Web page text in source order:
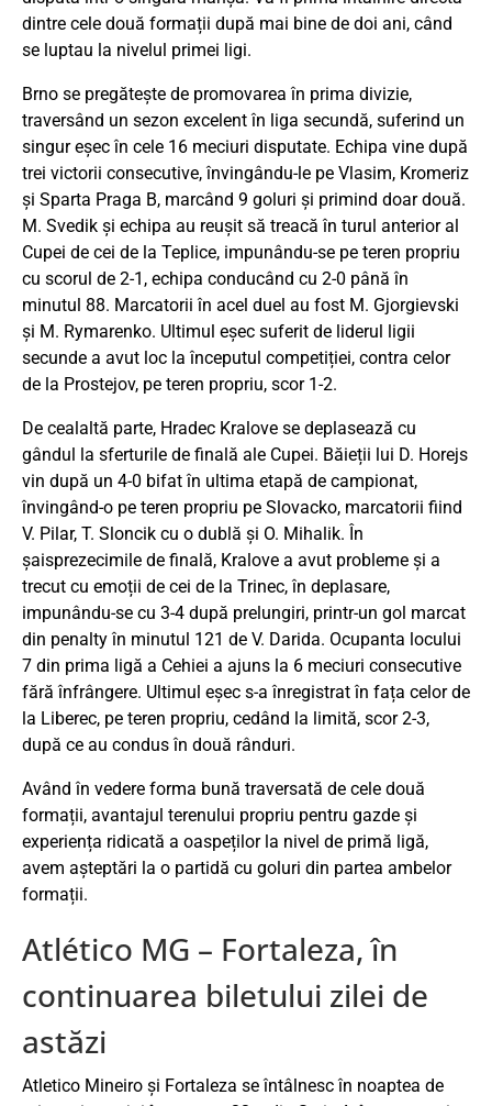
dintre cele două formații după mai bine de doi ani, când
se luptau la nivelul primei ligi.
Brno se pregătește de promovarea în prima divizie,
traversând un sezon excelent în liga secundă, suferind un
singur eșec în cele 16 meciuri disputate. Echipa vine după
trei victorii consecutive, învingându-le pe Vlasim, Kromeriz
și Sparta Praga B, marcând 9 goluri și primind doar două.
M. Svedik și echipa au reușit să treacă în turul anterior al
Cupei de cei de la Teplice, impunându-se pe teren propriu
cu scorul de 2-1, echipa conducând cu 2-0 până în
minutul 88. Marcatorii în acel duel au fost M. Gjorgievski
și M. Rymarenko. Ultimul eșec suferit de liderul ligii
secunde a avut loc la începutul competiției, contra celor
de la Prostejov, pe teren propriu, scor 1-2.
De cealaltă parte, Hradec Kralove se deplasează cu
gândul la sferturile de finală ale Cupei. Băieții lui D. Horejs
vin după un 4-0 bifat în ultima etapă de campionat,
învingând-o pe teren propriu pe Slovacko, marcatorii fiind
V. Pilar, T. Sloncik cu o dublă și O. Mihalik. În
șaisprezecimile de finală, Kralove a avut probleme și a
trecut cu emoții de cei de la Trinec, în deplasare,
impunându-se cu 3-4 după prelungiri, printr-un gol marcat
din penalty în minutul 121 de V. Darida. Ocupanta locului
7 din prima ligă a Cehiei a ajuns la 6 meciuri consecutive
fără înfrângere. Ultimul eșec s-a înregistrat în fața celor de
la Liberec, pe teren propriu, cedând la limită, scor 2-3,
după ce au condus în două rânduri.
Având în vedere forma bună traversată de cele două
formații, avantajul terenului propriu pentru gazde și
experiența ridicată a oaspeților la nivel de primă ligă,
avem așteptări la o partidă cu goluri din partea ambelor
formații.
Atlético MG – Fortaleza, în
continuarea biletului zilei de
astăzi
Atletico Mineiro și Fortaleza se întâlnesc în noaptea de